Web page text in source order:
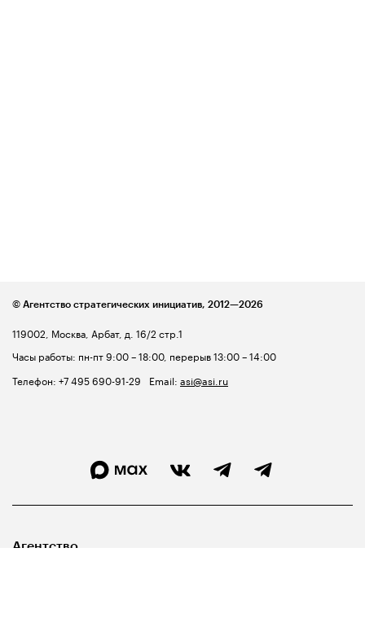
119002, Москва, Арбат, д. 16/2 стр.1
Часы работы: пн-пт 9:00 – 18:00, перерыв 13:00 – 14:00
Телефон: +7 495 690-91-29 Email: asi@asi.ru
© Агентство стратегических инициатив, 2012—2026
Агентство